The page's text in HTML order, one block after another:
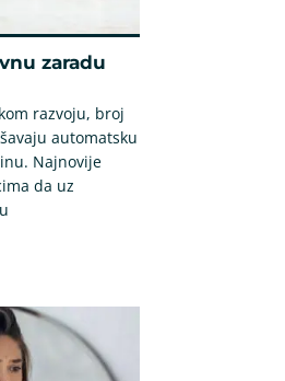
zaradu
razvoju, broj
automatsku
Najnovije
da uz